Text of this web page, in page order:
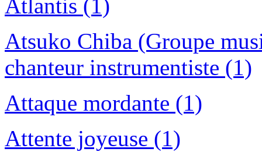
Atlantis (1)
Atsuko Chiba (Groupe
chanteur instrumentiste (1)
Attaque mordante (1)
Attente joyeuse (1)